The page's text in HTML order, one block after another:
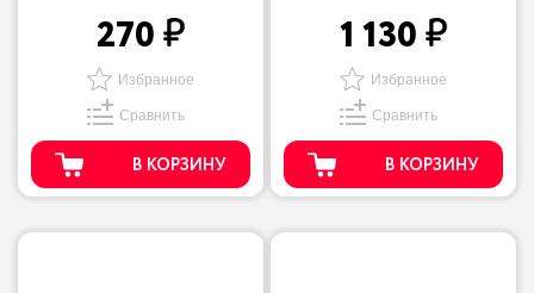
270
Избранное
Сравнить
В КОРЗИНУ
1 130
Избранное
Сравнить
В КОРЗИНУ